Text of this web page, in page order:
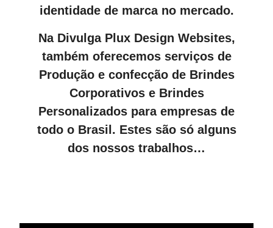
identidade de marca no mercado.
Na Divulga Plux Design Websites,
também oferecemos serviços de
Produção e confecção de Brindes
Corporativos e Brindes
Personalizados para empresas de
todo o Brasil. Estes são só alguns
dos nossos trabalhos…